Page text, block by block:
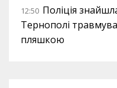
12:50 Поліція
Тернополі
пляшкою